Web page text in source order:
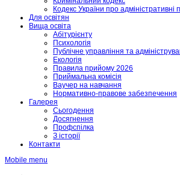
Кодекс України про
Для освітян
Вища освіта
Абітурієнту
Психологія
Публічне управління та
Екологія
Правила прийому 2026
Приймальна комісія
Ваучер на навчання
Нормативно-правове забезпечення
Галерея
Сьогодення
Досягнення
Профспілка
З історії
Контакти
Mobile menu